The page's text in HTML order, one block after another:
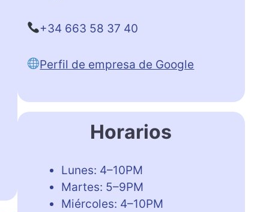
+34 663 58 37 40
Perfil de empresa de Google
Horarios
Lunes: 4–10PM
Martes: 5–9PM
Miércoles: 4–10PM